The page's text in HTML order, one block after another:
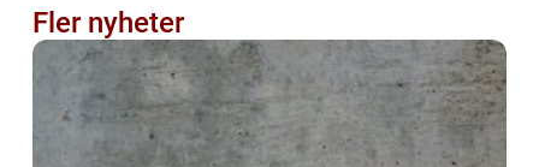
Fler nyheter